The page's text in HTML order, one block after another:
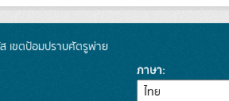
เขตป้อมปราบศัตรูพ่าย
ภาษา